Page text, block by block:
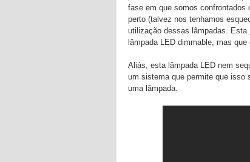
fase em que somos confrontados
perto (talvez nos tenhamos
utilização dessas lâmpadas. Esta
lâmpada LED dimmable, mas
Aliás, esta lâmpada LED nem
um sistema que permite que isso
uma lâmpada.